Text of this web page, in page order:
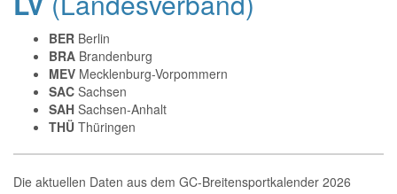
BER Berlin
BRA Brandenburg
MEV Mecklenburg-Vorpommern
SAC Sachsen
SAH Sachsen-Anhalt
THÜ Thüringen
Die aktuellen Daten aus dem GC-Breitensportkalender 2026